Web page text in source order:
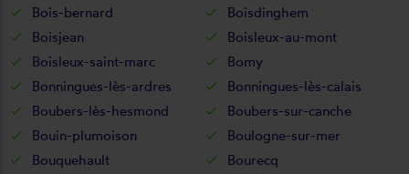
Bois-bernard
Boisdinghem
Boisjean
Boisleux-au-mont
Boisleux-saint-marc
Bomy
Bonningues-lès-ardres
Bonningues-lès-calais
Boubers-lès-hesmond
Boubers-sur-canche
Bouin-plumoison
Boulogne-sur-mer
Bouquehault
Bourecq